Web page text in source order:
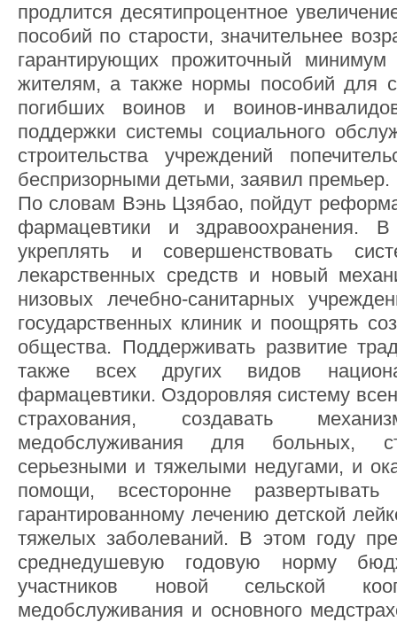
продлится десятипроцентное
пособий по старости, значительнее
гарантирующих прожиточный минимум
жителям, а также нормы пособий для
погибших воинов и воинов-
поддержки системы социального
строительства учреждений
беспризорными детьми, заявил премьер.
По словам Вэнь Цзябао, пойдут
фармацевтики и здравоохранения. В
укреплять и совершенствовать
лекарственных средств и новый
низовых лечебно-санитарных
государственных клиник и поощрять
общества. Поддерживать развитие
также всех других видов
фармацевтики. Оздоровляя систему
страхования, создавать
медобслуживания для больных,
серьезными и тяжелыми недугами, и
помощи, всесторонне
гарантированному лечению детской
тяжелых заболеваний. В этом году
среднедушевую годовую норму
участников новой сельской
медобслуживания и основного